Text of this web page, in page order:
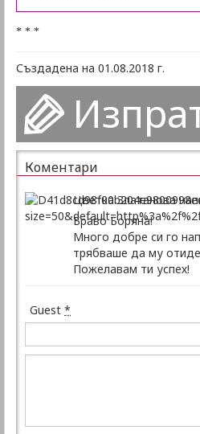
* * *
Създадена на 01.08.2018 г.
Коментари
Цветка Златанова
Браво Боряна!
Много добре си го
трябваше да му
Пожелавам ти успех!
Guest *